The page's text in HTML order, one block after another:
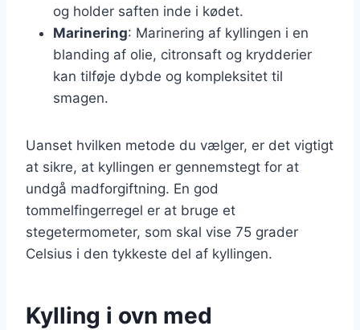
og holder saften inde i kødet.
Marinering: Marinering af kyllingen i en
blanding af olie, citronsaft og krydderier
kan tilføje dybde og kompleksitet til
smagen.
Uanset hvilken metode du vælger, er det vigtigt
at sikre, at kyllingen er gennemstegt for at
undgå madforgiftning. En god
tommelfingerregel er at bruge et
stegetermometer, som skal vise 75 grader
Celsius i den tykkeste del af kyllingen.
Kylling i ovn med